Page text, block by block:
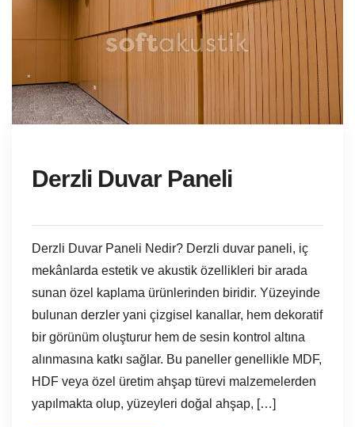
Derzli Duvar Paneli
Derzli Duvar Paneli Nedir? Derzli duvar paneli, iç
mekânlarda estetik ve akustik özellikleri bir arada
sunan özel kaplama ürünlerinden biridir. Yüzeyinde
bulunan derzler yani çizgisel kanallar, hem dekoratif
bir görünüm oluşturur hem de sesin kontrol altına
alınmasına katkı sağlar. Bu paneller genellikle MDF,
HDF veya özel üretim ahşap türevi malzemelerden
yapılmakta olup, yüzeyleri doğal ahşap, […]